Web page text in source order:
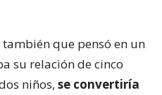
que pensó en un
su relación de cinco
niños, se convertiría